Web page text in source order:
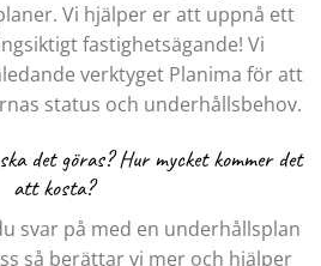
Vi hjälper er att uppnå ett
fastighetsägande! Vi
verktyget Planima för att
status och underhållsbehov.
det göras? Hur mycket kommer det
att kosta?
svar på med en underhållsplan
så berättar vi mer och hjälper